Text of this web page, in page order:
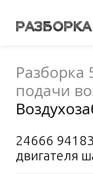
Разборка
подачи
24666
двигателя